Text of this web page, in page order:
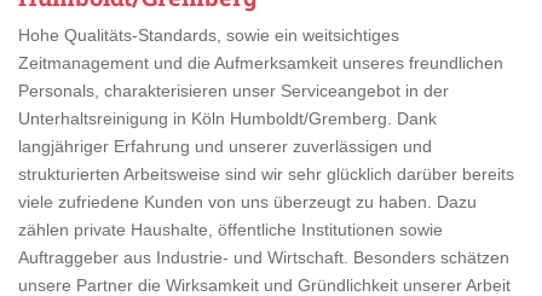
Hohe Qualitäts-Standards, sowie ein weitsichtiges
Zeitmanagement und die Aufmerksamkeit unseres freundlichen
Personals, charakterisieren unser Serviceangebot in der
Unterhaltsreinigung in Köln Humboldt/Gremberg. Dank
langjähriger Erfahrung und unserer zuverlässigen und
strukturierten Arbeitsweise sind wir sehr glücklich darüber bereits
viele zufriedene Kunden von uns überzeugt zu haben. Dazu
zählen private Haushalte, öffentliche Institutionen sowie
Auftraggeber aus Industrie- und Wirtschaft. Besonders schätzen
unsere Partner die Wirksamkeit und Gründlichkeit unserer Arbeit